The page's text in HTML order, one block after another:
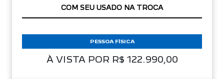
APROVEITE!
À VISTA POR R$ 122.990,00
PESSOA FÍSICA